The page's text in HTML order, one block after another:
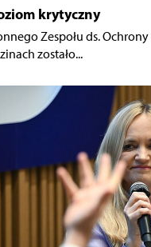
krytyczny
Zespołu ds.
zostało...